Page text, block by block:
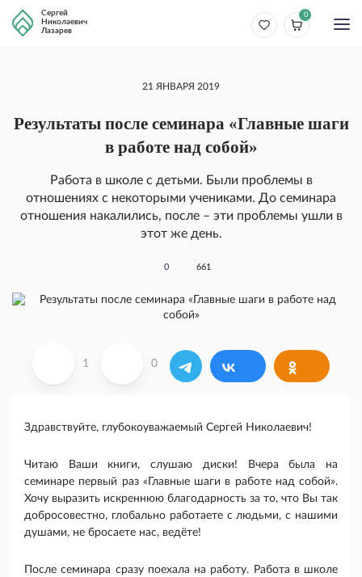
Сергей
Николаевич
Лазарев
0
21 ЯНВАРЯ 2019
Результаты после семинара «Главные шаги
в работе над собой»
Работа в школе с детьми. Были проблемы в
отношениях с некоторыми учениками. До семинара
отношения накалились, после – эти проблемы ушли в
этот же день.
0 661
1 0
Здравствуйте, глубокоуважаемый Сергей Николаевич!
Читаю Ваши книги, слушаю диски! Вчера была на
семинаре первый раз «Главные шаги в работе над собой».
Хочу выразить искреннюю благодарность за то, что Вы так
добросовестно, глобально работаете с людьми, с нашими
душами, не бросаете нас, ведёте!
После семинара сразу поехала на работу. Работа в школе